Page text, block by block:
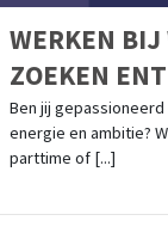
WERKEN BIJ
ZOEKEN
Ben jij
energie en ambitie?
parttime of [...]